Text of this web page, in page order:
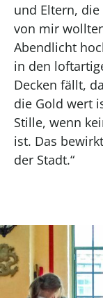
und Eltern, die
von mir
Abendlicht
in den
Decken fällt,
die Gold wert
Stille, wenn
ist. Das
der Stadt.“